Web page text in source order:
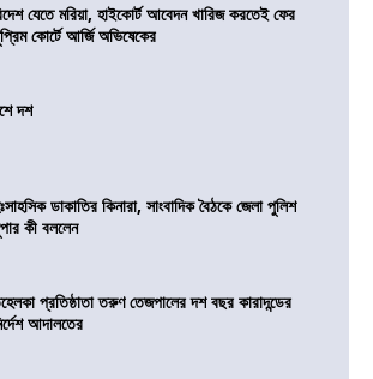
যেতে মরিয়া, হাইকোর্ট আবেদন খারিজ করতেই ফের
কোর্টে আর্জি অভিষেকের
দশ
ডাকাতির কিনারা, সাংবাদিক বৈঠকে জেলা পুলিশ
কী বললেন
প্রতিষ্ঠাতা তরুণ তেজপালের দশ বছর কারাদন্ডের
আদালতের